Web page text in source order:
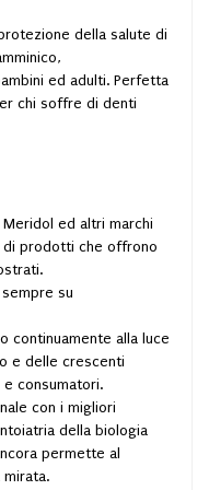
della salute di
ed adulti. Perfetta
chi soffre di denti
ed altri marchi
di prodotti che offrono
su
continuamente alla luce
e delle crescenti
consumatori.
con i migliori
della biologia
permette al